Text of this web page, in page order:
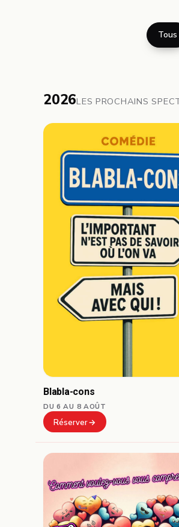
Tous
2026LES PROCHAINS
Blabla-cons
DU 6 AU 8 AOÛT
Réserver